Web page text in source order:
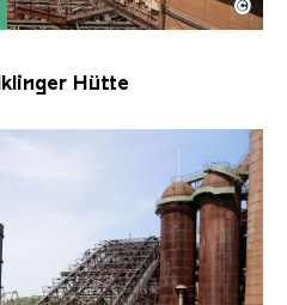
Völklinger Hütte mit
Völklinger Hütte | Karl
©
Hütte